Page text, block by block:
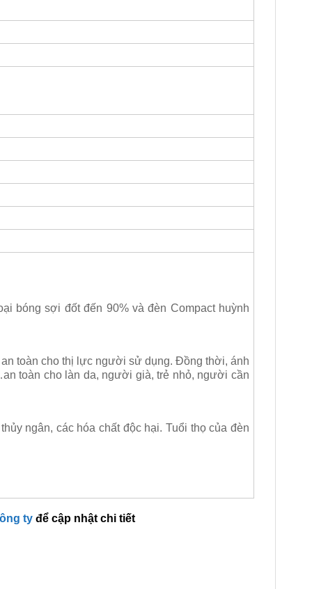
bóng sợi đốt đến 90% và đèn Compact huỳnh
toàn cho thị lực người sử dụng. Đồng thời, ánh
toàn cho làn da, người già, trẻ nhỏ, người cần
ngân, các hóa chất độc hại. Tuổi thọ của đèn
ty để cập nhật chi tiết